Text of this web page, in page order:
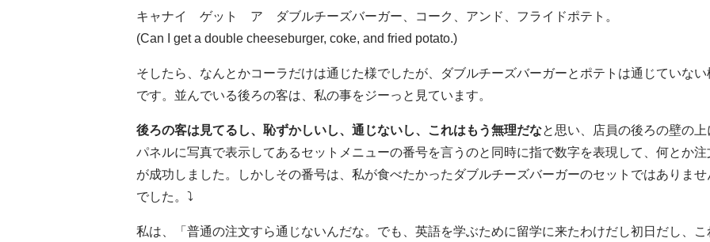
キャナイ ゲット ア ダブルチーズバーガー、コーク、アンド、フライドポテト。
(Can I get a double cheeseburger, coke, and fried potato.)
そしたら、なんとかコーラだけは通じた様でしたが、ダブルチーズバーガーとポテトは通じていない
です。並んでいる後ろの客は、私の事をジーっと見ています。
後ろの客は見てるし、恥ずかしいし、通じないし、これはもう無理だなと思い、店員の後ろの壁の上
パネルに写真で表示してあるセットメニューの番号を言うのと同時に指で数字を表現して、何とか注
が成功しました。しかしその番号は、私が食べたかったダブルチーズバーガーのセットではありませ
でした。⤵︎
私は、「普通の注文すら通じないんだな。でも、英語を学ぶために留学に来たわけだし初日だし、こ